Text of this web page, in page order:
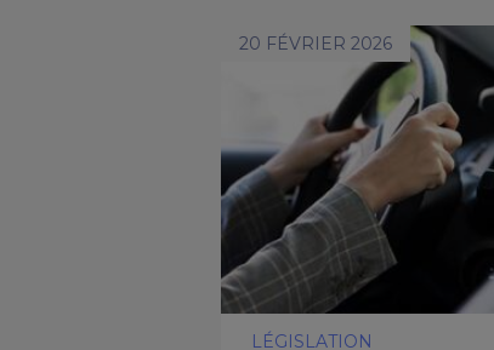
20 FÉVRIER 2026
LÉGISLATION